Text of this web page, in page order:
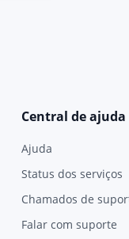
Central de ajuda
Ajuda
Status dos serviços
Chamados de
Falar com suporte